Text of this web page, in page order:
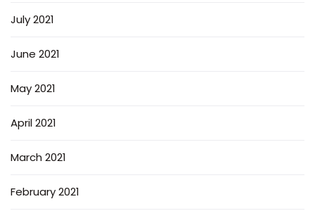
July 2021
June 2021
May 2021
April 2021
March 2021
February 2021